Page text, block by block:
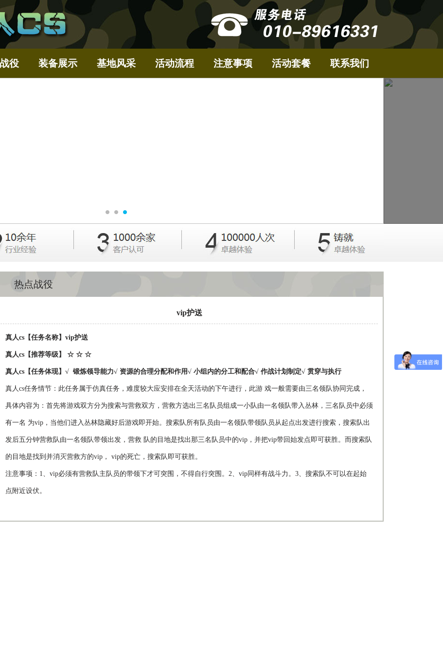
役 装备展示 基地风采 活动流程 注意事项 活动套餐 联系我们
1 2 3
热点战役
vip护送
真人cs【任务名称】vip护送
真人cs【推荐等级】 ☆ ☆ ☆
真人cs【任务体现】√ 锻炼领导能力√ 资源的合理分配和作用√ 小组内的分工和配合√ 作战计划制定√ 贯穿与执行
真人cs任务情节：此任务属于仿真任务，难度较大应安排在全天活动的下午进行，此游 戏一般需要由三名领队协同完成，
具体内容为：首先将游戏双方分为搜索与营救双方，营救方选出三名队员组成一小队由一名领队带入丛林，三名队员中必须
有一名 为vip，当他们进入丛林隐藏好后游戏即开始。搜索队所有队员由一名领队带领队员从起点出发进行搜索，搜索队出
发后五分钟营救队由一名领队带领出发，营救 队的目地是找出那三名队员中的vip，并把vip带回始发点即可获胜。而搜索队
的目地是找到并消灭营救方的vip， vip的死亡，搜索队即可获胜。
注意事项：1、vip必须有营救队主队员的带领下才可突围，不得自行突围。2、vip同样有战斗力。3、搜索队不可以在起始
点附近设伏。